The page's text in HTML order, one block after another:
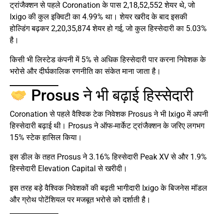
ट्रांजैक्शन से पहले Coronation के पास 2,18,52,552 शेयर थे, जो
Ixigo की कुल इक्विटी का 4.99% था। शेयर खरीद के बाद इसकी
होल्डिंग बढ़कर 2,20,35,874 शेयर हो गई, जो कुल हिस्सेदारी का 5.03%
है।
किसी भी लिस्टेड कंपनी में 5% से अधिक हिस्सेदारी पार करना निवेशक के
भरोसे और दीर्घकालिक रणनीति का संकेत माना जाता है।
Prosus ने भी बढ़ाई हिस्सेदारी
Coronation से पहले वैश्विक टेक निवेशक Prosus ने भी Ixigo में अपनी
हिस्सेदारी बढ़ाई थी। Prosus ने ऑफ-मार्केट ट्रांजैक्शन के जरिए लगभग
15% स्टेक हासिल किया।
इस डील के तहत Prosus ने 3.16% हिस्सेदारी Peak XV से और 1.9%
हिस्सेदारी Elevation Capital से खरीदी।
इस तरह बड़े वैश्विक निवेशकों की बढ़ती भागीदारी Ixigo के बिजनेस मॉडल
और ग्रोथ पोटेंशियल पर मजबूत भरोसे को दर्शाती है।